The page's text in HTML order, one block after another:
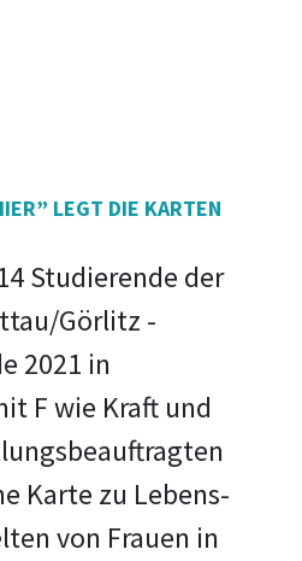
LEGT DIE KARTEN
Studierende der
Görlitz -
2021 in
F wie Kraft und
Karte zu Lebens-
von Frauen in